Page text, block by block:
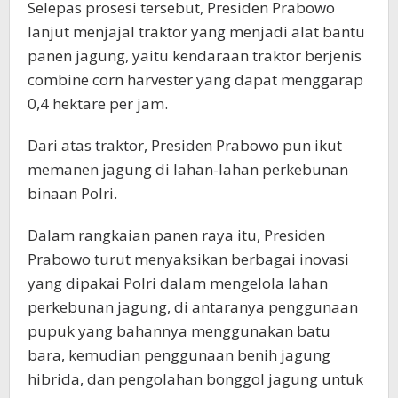
Selepas prosesi tersebut, Presiden Prabowo
lanjut menjajal traktor yang menjadi alat bantu
panen jagung, yaitu kendaraan traktor berjenis
combine corn harvester yang dapat menggarap
0,4 hektare per jam.
Dari atas traktor, Presiden Prabowo pun ikut
memanen jagung di lahan-lahan perkebunan
binaan Polri.
Dalam rangkaian panen raya itu, Presiden
Prabowo turut menyaksikan berbagai inovasi
yang dipakai Polri dalam mengelola lahan
perkebunan jagung, di antaranya penggunaan
pupuk yang bahannya menggunakan batu
bara, kemudian penggunaan benih jagung
hibrida, dan pengolahan bonggol jagung untuk